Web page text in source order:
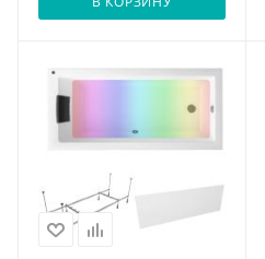
экран, хромотерапия